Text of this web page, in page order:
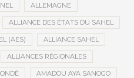
ALLEMAGNE
ALLIANCE DES ÉTATS DU SAHEL
(AES) ALLIANCE SAHEL
ALLIANCES RÉGIONALES
AMADOU AYA SANOGO